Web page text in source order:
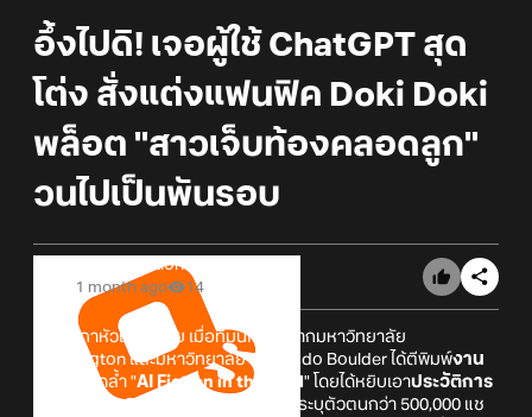
อึ้งไปดิ! เจอผู้ใช้ ChatGPT สุด
โต่ง สั่งแต่งแฟนฟิค Doki Doki
พล็อต "สาวเจ็บท้องคลอดลูก"
วนไปเป็นพันรอบ
Online Station
1 month ago
14
ถึงกับเกาหัวแกรกเลย เมื่อทีมนักวิจัยจากมหาวิทยาลัย
Washington และมหาวิทยาลัย Colorado Boulder ได้ตีพิมพ์งาน
ชื่อสุดล้ำ "AI Fiction in the Wild " โดยได้หยิบเอาประวัติการ
คุยกับ ChatGPT
ภาษาอังกฤษแบบไม่ระบุตัวตนกว่า 500,000 แช